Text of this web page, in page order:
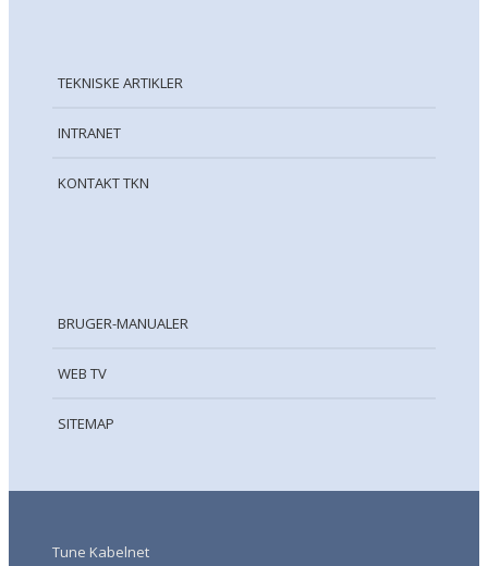
TEKNISKE ARTIKLER
INTRANET
KONTAKT TKN
BRUGER-MANUALER
WEB TV
SITEMAP
Tune Kabelnet